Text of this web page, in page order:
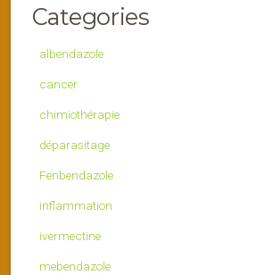
Categories
albendazole
cancer
chimiothérapie
déparasitage
Fenbendazole
inflammation
ivermectine
mebendazole